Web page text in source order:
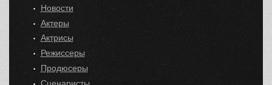
Новости
Актеры
Актрисы
Режиссеры
Продюсеры
Сценаристы